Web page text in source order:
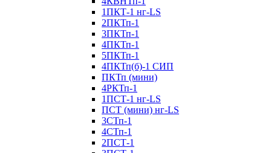
1ПКТ-1 нг-LS
2ПКТп-1
3ПКТп-1
4ПКТп-1
5ПКТп-1
4ПКТп(б)-1 СИП
ПКТп (мини)
4РКТп-1
1ПСТ-1 нг-LS
ПСТ (мини) нг-LS
3СТп-1
4СТп-1
2ПСТ-1